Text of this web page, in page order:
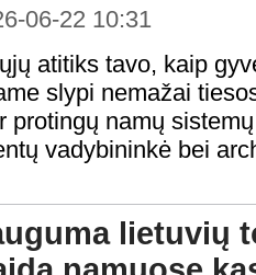
06-22 10:31
atitiks tavo, kaip
slypi nemažai
namų
vadybininkė bei
lietuvių